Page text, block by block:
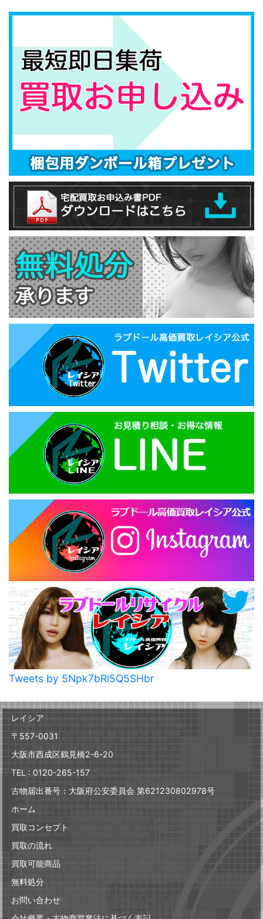
Tweets by 5Npk7bRl5Q5SHbr
レイシア
〒557-0031
大阪市西成区鶴見橋2-6-20
TEL : 0120-265-157
古物届出番号：大阪府公安委員会 第621230802978号
ホーム
買取コンセプト
買取の流れ
買取可能商品
無料処分
お問い合わせ